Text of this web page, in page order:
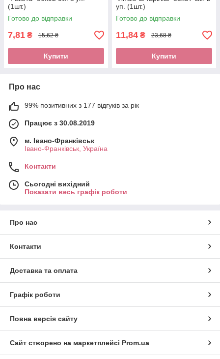
(1шт.)
Готово до відправки
7,81 ₴ 15,62 ₴
Купити
уп. (1шт.)
Готово до відправки
11,84 ₴ 23,68 ₴
Купити
Про нас
99% позитивних з 177 відгуків за рік
Працює з 30.08.2019
м. Івано-Франківськ
Івано-Франківськ, Україна
Контакти
Сьогодні вихідний
Показати весь графік роботи
Про нас
Контакти
Доставка та оплата
Графік роботи
Повна версія сайту
Сайт створено на маркетплейсі Prom.ua